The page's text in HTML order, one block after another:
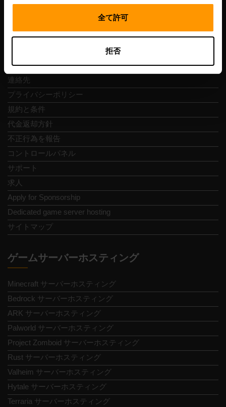
全て許可
拒否
クイックナビ
レビュー
連絡先
プライバシーポリシー
規約と条件
代金返却方針
不正行為を報告
コントロールパネル
サポート
求人
Apply for Sponsorship
Dedicated game server hosting
サイトマップ
ゲームサーバーホスティング
Minecraft サーバーホスティング
Bedrock サーバーホスティング
ARK サーバーホスティング
Palworld サーバーホスティング
Project Zomboid サーバーホスティング
Rust サーバーホスティング
Valheim サーバーホスティング
Hytale サーバーホスティング
Terraria サーバーホスティング